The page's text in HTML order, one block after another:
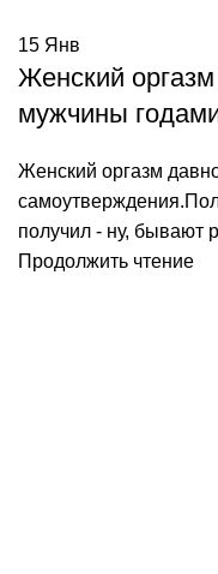
15 Янв
Женский оргазм
мужчины
Женский оргазм
получил - ну, бывают
Продолжить чтение